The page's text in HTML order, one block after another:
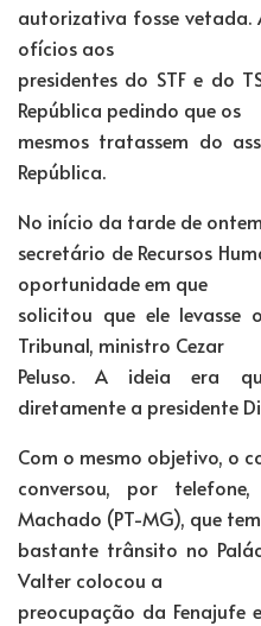
autorizativa fosse vetada.
ofícios aos
presidentes do STF e do
República pedindo que os
mesmos tratassem do
República.
No início da tarde de
secretário de Recursos
oportunidade em que
solicitou que ele levasse
Tribunal, ministro Cezar
Peluso. A ideia era
diretamente a presidente
Com o mesmo objetivo, o
conversou, por
Machado (PT-MG), que tem
bastante trânsito no
Valter colocou a
preocupação da Fenajufe